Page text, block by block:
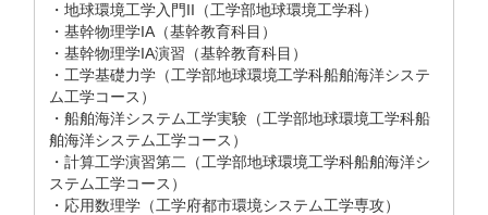
・地球環境工学入門II（工学部地球環境工学科）
・基幹物理学IA（基幹教育科目）
・基幹物理学IA演習（基幹教育科目）
・工学基礎力学（工学部地球環境工学科船舶海洋システ
ム工学コース）
・船舶海洋システム工学実験（工学部地球環境工学科船
舶海洋システム工学コース）
・計算工学演習第二（工学部地球環境工学科船舶海洋シ
ステム工学コース）
・応用数理学（工学府都市環境システム工学専攻）